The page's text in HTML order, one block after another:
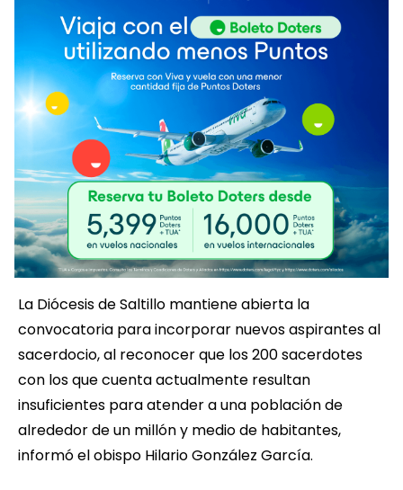
La Diócesis de Saltillo mantiene abierta la
convocatoria para incorporar nuevos aspirantes al
sacerdocio, al reconocer que los 200 sacerdotes
con los que cuenta actualmente resultan
insuficientes para atender a una población de
alrededor de un millón y medio de habitantes,
informó el obispo Hilario González García.